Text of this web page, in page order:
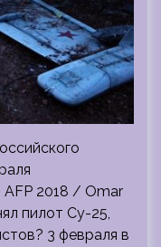
AFP 2018 / Omar
пилот Су-25,
3 февраля в